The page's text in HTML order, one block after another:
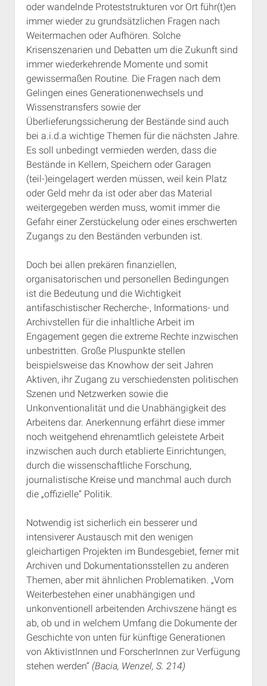
oder wandelnde Proteststrukturen vor Ort führ(t)en
immer wieder zu grundsätzlichen Fragen nach
Weitermachen oder Aufhören. Solche
Krisenszenarien und Debatten um die Zukunft sind
immer wiederkehrende Momente und somit
gewissermaßen Routine. Die Fragen nach dem
Gelingen eines Generationenwechsels und
Wissenstransfers sowie der
Überlieferungssicherung der Bestände sind auch
bei a.i.d.a wichtige Themen für die nächsten Jahre.
Es soll unbedingt vermieden werden, dass die
Bestände in Kellern, Speichern oder Garagen
(teil-)eingelagert werden müssen, weil kein Platz
oder Geld mehr da ist oder aber das Material
weitergegeben werden muss, womit immer die
Gefahr einer Zerstückelung oder eines erschwerten
Zugangs zu den Beständen verbunden ist.
Doch bei allen prekären finanziellen,
organisatorischen und personellen Bedingungen
ist die Bedeutung und die Wichtigkeit
antifaschistischer Recherche-, Informations- und
Archivstellen für die inhaltliche Arbeit im
Engagement gegen die extreme Rechte inzwischen
unbestritten. Große Pluspunkte stellen
beispielsweise das Knowhow der seit Jahren
Aktiven, ihr Zugang zu verschiedensten politischen
Szenen und Netzwerken sowie die
Unkonventionalität und die Unabhängigkeit des
Arbeitens dar. Anerkennung erfährt diese immer
noch weitgehend ehrenamtlich geleistete Arbeit
inzwischen auch durch etablierte Einrichtungen,
durch die wissenschaftliche Forschung,
journalistische Kreise und manchmal auch durch
die „offizielle“ Politik.
Notwendig ist sicherlich ein besserer und
intensiverer Austausch mit den wenigen
gleichartigen Projekten im Bundesgebiet, ferner mit
Archiven und Dokumentationsstellen zu anderen
Themen, aber mit ähnlichen Problematiken. „Vom
Weiterbestehen einer unabhängigen und
unkonventionell arbeitenden Archivszene hängt es
ab, ob und in welchem Umfang die Dokumente der
Geschichte von unten für künftige Generationen
von AktivistInnen und ForscherInnen zur Verfügung
stehen werden“ (Bacia, Wenzel, S. 214)